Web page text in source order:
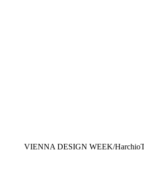
VIENNA DESIGN WEEK/